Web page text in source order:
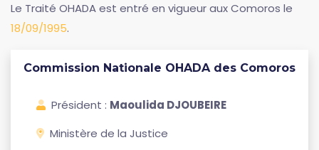
Le Traité OHADA est entré en vigueur aux Comoros le
18/09/1995.
Commission Nationale OHADA des Comoros
Président : Maoulida DJOUBEIRE
Ministère de la Justice